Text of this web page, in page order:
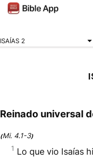
ISAÍAS 2
Reinado universal
(Mi. 4.1-3)
1 Lo que vio Isaías